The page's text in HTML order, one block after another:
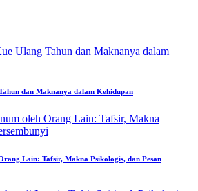
dan Maknanya dalam Kehidupan
Lain: Tafsir, Makna Psikologis, dan Pesan